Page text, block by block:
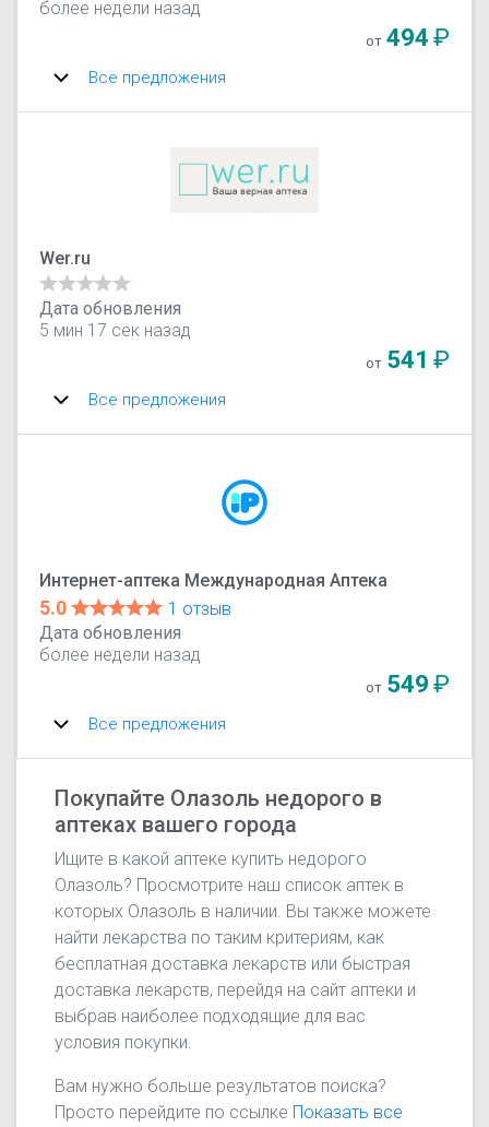
более недели назад
от 494₽
Все предложения
Wer.ru
Дата обновления
5 мин 17 сек назад
от 541 ₽
Все предложения
Интернет-аптека Международная Аптека
5.0
1 отзыв
Дата обновления
более недели назад
от 549₽
Все предложения
Покупайте Олазоль недорого в
аптеках вашего города
Ищите в какой аптеке купить недорого
Олазоль? Просмотрите наш список аптек в
которых Олазоль в наличии. Вы также можете
найти лекарства по таким критериям, как
бесплатная доставка лекарств или быстрая
доставка лекарств, перейдя на сайт аптеки и
выбрав наиболее подходящие для вас
условия покупки.
Вам нужно больше результатов поиска?
Просто перейдите по ссылке Показать все